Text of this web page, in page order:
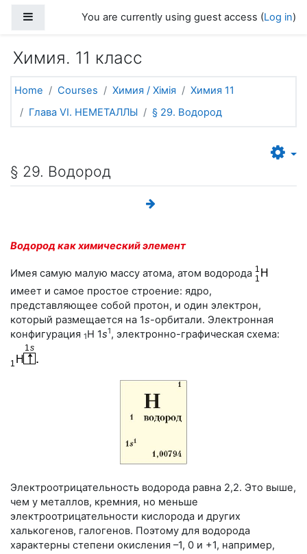
Side panelYou are currently using guest access (Log in)
Химия. 11 класс
Home Courses Химия / Хімія
Химия 11
Глава VI. НЕМЕТАЛЛЫ
§ 29. Водород
§ 29. Водород
Водород как химический элемент
Имея самую малую массу атома, атом водорода
имеет и самое простое строение: ядро,
представляющее собой протон, и один электрон,
который размещается на 1s-орбитали. Электронная
конфигурация 1Н 1s1, электронно-графическая схема:
Электроотрицательность водорода равна 2,2. Это выше,
чем у металлов, кремния, но меньше
электроотрицательности кислорода и других
халькогенов, галогенов. Поэтому для водорода
характерны степени окисления –1, 0 и +1, например,